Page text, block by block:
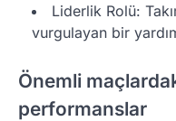
Liderlik Rolü:
vurgulayan bir
Önemli
performanslar